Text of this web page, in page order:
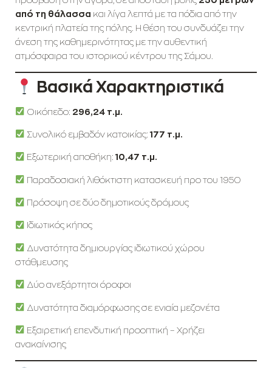
από τη θάλασσα και λίγα λεπτά με τα πόδια από την
κεντρική πλατεία της πόλης. Η θέση του συνδυάζει την
άνεση της καθημερινότητας με την αυθεντική
ατμόσφαιρα του ιστορικού κέντρου της Σάμου.
Βασικά Χαρακτηριστικά
Οικόπεδο: 296,24 τ.μ.
Συνολικό εμβαδόν κατοικίας:177 τ.μ.
Εξωτερική αποθήκη:10,47 τ.μ.
Παραδοσιακή λιθόκτιστη κατασκευή προ του 1950
Πρόσοψη σε δύο δημοτικούς δρόμους
Ιδιωτικός κήπος
Δυνατότητα δημιουργίας ιδιωτικού χώρου
στάθμευσης
Δύο ανεξάρτητοι όροφοι
Δυνατότητα διαμόρφωσης σε ενιαία μεζονέτα
Εξαιρετική επενδυτική προοπτική – Xρήζει
ανακαίνισης